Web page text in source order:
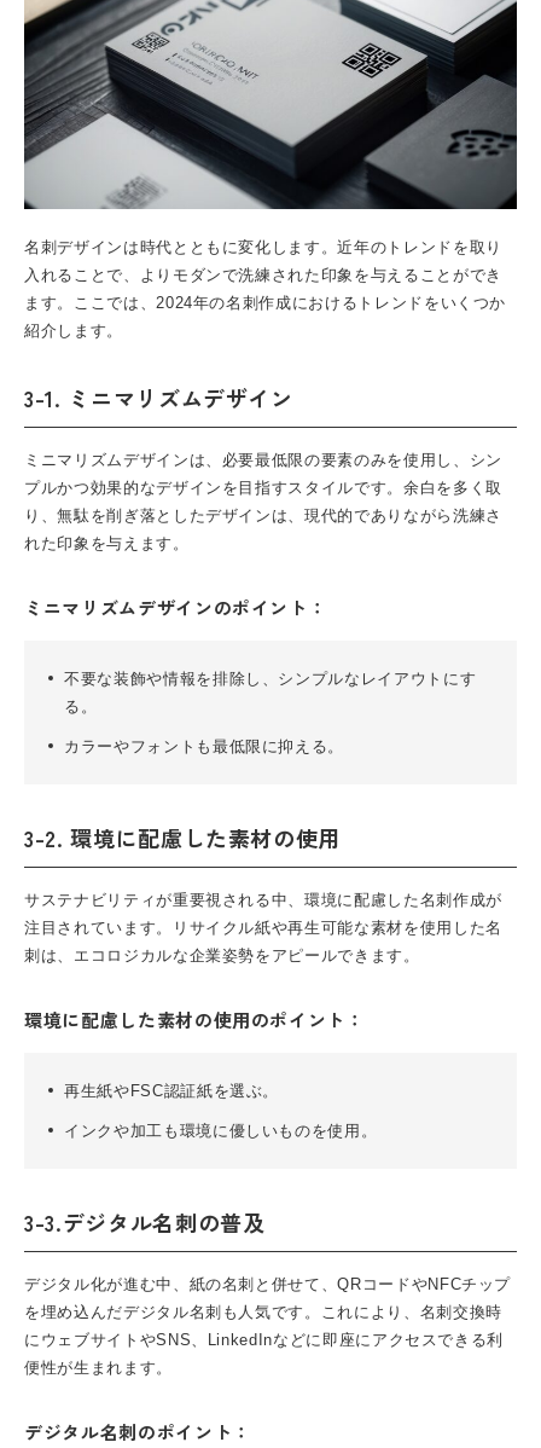
名刺デザインは時代とともに変化します。近年のトレンドを取り
入れることで、よりモダンで洗練された印象を与えることができ
ます。ここでは、2024年の名刺作成におけるトレンドをいくつか
紹介します。
3-1. ミニマリズムデザイン
ミニマリズムデザインは、必要最低限の要素のみを使用し、シン
プルかつ効果的なデザインを目指すスタイルです。余白を多く取
り、無駄を削ぎ落としたデザインは、現代的でありながら洗練さ
れた印象を与えます。
ミニマリズムデザインのポイント：
不要な装飾や情報を排除し、シンプルなレイアウトにす
る。
カラーやフォントも最低限に抑える。
3-2. 環境に配慮した素材の使用
サステナビリティが重要視される中、環境に配慮した名刺作成が
注目されています。リサイクル紙や再生可能な素材を使用した名
刺は、エコロジカルな企業姿勢をアピールできます。
環境に配慮した素材の使用のポイント：
再生紙やFSC認証紙を選ぶ。
インクや加工も環境に優しいものを使用。
3-3.デジタル名刺の普及
デジタル化が進む中、紙の名刺と併せて、QRコードやNFCチップ
を埋め込んだデジタル名刺も人気です。これにより、名刺交換時
にウェブサイトやSNS、LinkedInなどに即座にアクセスできる利
便性が生まれます。
デジタル名刺のポイント：